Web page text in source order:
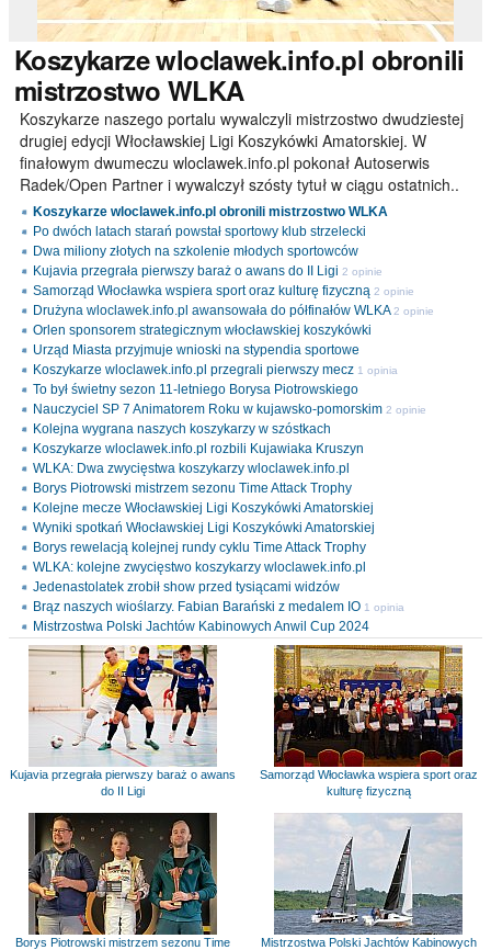
Koszykarzewloclawek.info.pl obronili
mistrzostwo WLKA
Koszykarze naszego portalu wywalczyli mistrzostwo dwudziestej
drugiej edycji Włocławskiej Ligi Koszykówki Amatorskiej. W
finałowym dwumeczu wloclawek.info.pl pokonał Autoserwis
Radek/Open Partner i wywalczył szósty tytuł w ciągu ostatnich..
Koszykarze wloclawek.info.pl obronili mistrzostwo WLKA
Po dwóch latach starań powstał sportowy klub strzelecki
Dwa miliony złotych na szkolenie młodych sportowców
Kujavia przegrała pierwszy baraż o awans do II Ligi 2 opinie
Samorząd Włocławka wspiera sport oraz kulturę fizyczną 2 opinie
Drużyna wloclawek.info.pl awansowała do półfinałów WLKA 2 opinie
Orlen sponsorem strategicznym włocławskiej koszykówki
Urząd Miasta przyjmuje wnioski na stypendia sportowe
Koszykarze wloclawek.info.pl przegrali pierwszy mecz 1 opinia
To był świetny sezon 11-letniego Borysa Piotrowskiego
Nauczyciel SP 7 Animatorem Roku w kujawsko-pomorskim 2 opinie
Kolejna wygrana naszych koszykarzy w szóstkach
Koszykarze wloclawek.info.pl rozbili Kujawiaka Kruszyn
WLKA: Dwa zwycięstwa koszykarzy wloclawek.info.pl
Borys Piotrowski mistrzem sezonu Time Attack Trophy
Kolejne mecze Włocławskiej Ligi Koszykówki Amatorskiej
Wyniki spotkań Włocławskiej Ligi Koszykówki Amatorskiej
Borys rewelacją kolejnej rundy cyklu Time Attack Trophy
WLKA: kolejne zwycięstwo koszykarzy wloclawek.info.pl
Jedenastolatek zrobił show przed tysiącami widzów
Brąz naszych wioślarzy. Fabian Barański z medalem IO 1 opinia
Mistrzostwa Polski Jachtów Kabinowych Anwil Cup 2024
Kujavia przegrała pierwszy baraż o awans
do II Ligi
Samorząd Włocławka wspiera sport oraz
kulturę fizyczną
Borys Piotrowski mistrzem sezonu Time
Mistrzostwa Polski Jachtów Kabinowych